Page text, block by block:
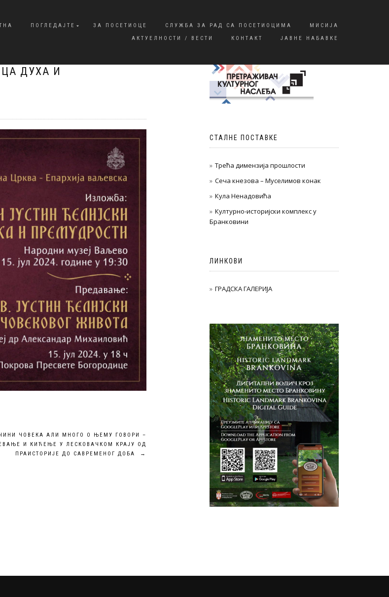
ПОГЛЕДАЈТЕ ЗА ПОСЕТИОЦЕ СЛУЖБА ЗА РАД СА ПОСЕТИОЦИМА
МИСИЈА
АКТУЕЛНОСТИ / ВЕСТИ
КОНТАКТ ЈАВНЕ НАБАВКЕ
ДУХА И
ЧОВЕКА АЛИ МНОГО О ЊЕМУ ГОВОРИ –
И КИЋЕЊЕ У ЛЕСКОВАЧКОМ КРАЈУ ОД
ПРАИСТОРИЈЕ ДО САВРЕМЕНОГ ДОБА
→
СТАЛНЕ ПОСТАВКЕ
Трећа димензија прошлости
Сеча кнезова – Муселимов конак
Кула Ненадовића
Културно-историјски комплекс у
Бранковини
ЛИНКОВИ
ГРАДСКА ГАЛЕРИЈА